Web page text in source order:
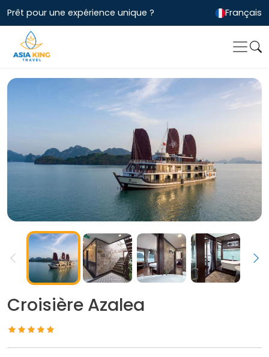
Prêt pour une expérience unique ? Français
Croisière Azalea